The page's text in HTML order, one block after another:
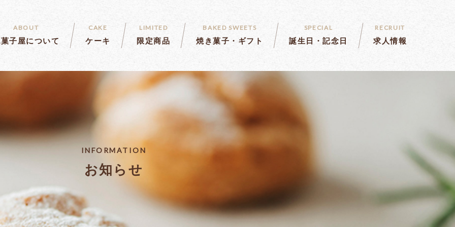
ABOUT
子屋について
CAKE
ケーキ
LIMITED
限定商品
BAKED SWEETS
焼き菓子・ギフト
SPECIAL
誕生日・記念日
RECRUIT
求人情報
INFORMATION
お知らせ